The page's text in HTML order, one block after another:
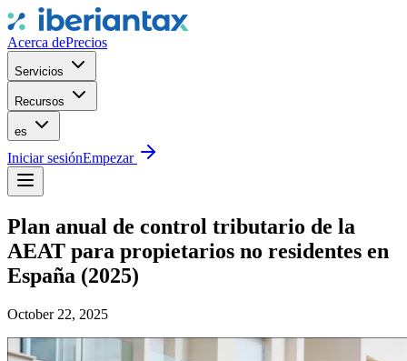
Acerca dePrecios
Servicios
Recursos
es
Iniciar sesiónEmpezar
Plan anual de control tributario de la
AEAT para propietarios no residentes en
España (2025)
October 22, 2025